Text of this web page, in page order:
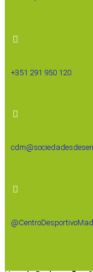
+351 291 950 120